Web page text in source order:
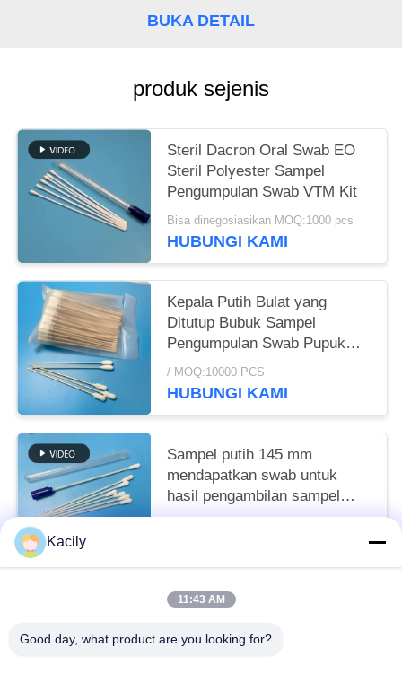
BUKA DETAIL
produk sejenis
Steril Dacron Oral Swab EO
Steril Polyester Sampel
Pengumpulan Swab VTM Kit
Bisa dinegosiasikan MOQ:1000 pcs
HUBUNGI KAMI
Kepala Putih Bulat yang
Ditutup Bubuk Sampel
Pengumpulan Swab Pupuk
Katun Genggam Kayu
/ MOQ:10000 PCS
HUBUNGI KAMI
Sampel putih 145 mm
mendapatkan swab untuk
hasil pengambilan sampel
yang konsisten dan akurat
Kacily
11:43 AM
Good day, what product are you looking for?